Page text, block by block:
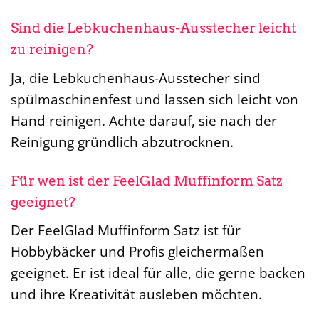
Sind die Lebkuchenhaus-Ausstecher leicht
zu reinigen?
Ja, die Lebkuchenhaus-Ausstecher sind
spülmaschinenfest und lassen sich leicht von
Hand reinigen. Achte darauf, sie nach der
Reinigung gründlich abzutrocknen.
Für wen ist der FeelGlad Muffinform Satz
geeignet?
Der FeelGlad Muffinform Satz ist für
Hobbybäcker und Profis gleichermaßen
geeignet. Er ist ideal für alle, die gerne backen
und ihre Kreativität ausleben möchten.